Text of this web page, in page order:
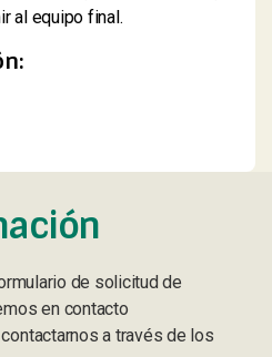
al equipo final.
de solicitud de
en contacto
a través de los